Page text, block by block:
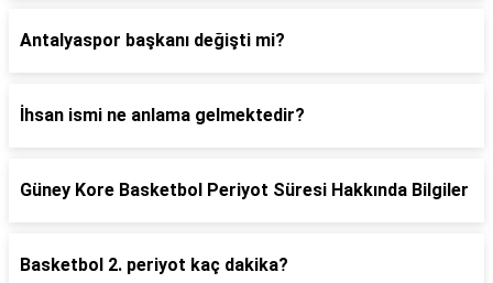
Antalyaspor başkanı değişti mi?
İhsan ismi ne anlama gelmektedir?
Güney Kore Basketbol Periyot Süresi Hakkında Bilgiler
Basketbol 2. periyot kaç dakika?